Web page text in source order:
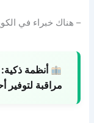
– هناك خبراء في
أنظمة ذكية:
مراقبة لتوفير